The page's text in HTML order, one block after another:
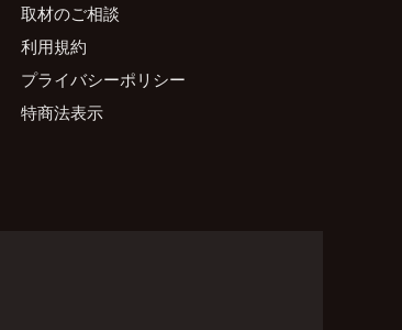
取材のご相談
利用規約
プライバシーポリシー
特商法表示